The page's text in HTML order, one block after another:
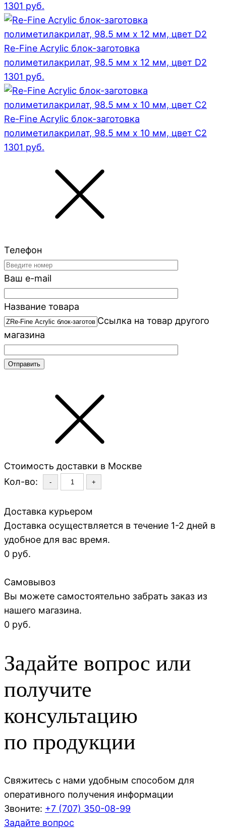
1301 руб.
Re-Fine Acrylic блок-заготовка
полиметилакрилат, 98.5 мм x 12 мм, цвет D2
1301 руб.
Re-Fine Acrylic блок-заготовка
полиметилакрилат, 98.5 мм x 10 мм, цвет C2
1301 руб.
Телефон
Ваш e-mail
Название товара
Ссылка на товар другого
магазина
Стоимость доставки в Москве
Кол-во:
- +
Доставка курьером
Доставка осуществляется в течение 1-2 дней в
удобное для вас время.
0 руб.
Самовывоз
Вы можете самостоятельно забрать заказ из
нашего магазина.
0 руб.
Задайте вопрос или
получите
консультацию
по продукции
Свяжитесь с нами удобным способом для
оперативного получения информации
Звоните: +7 (707) 350-08-99
Задайте вопрос